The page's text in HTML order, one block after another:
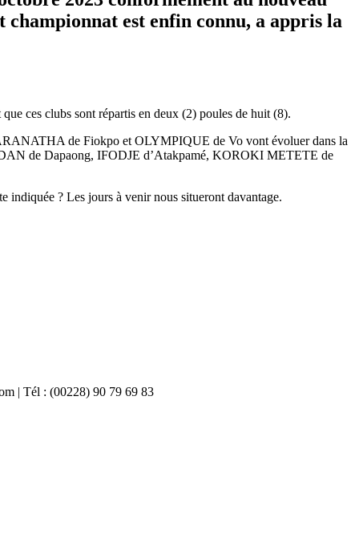
est enfin connu, a appris la
ces clubs sont répartis en deux (2) poules de huit (8).
de Fiokpo et OLYMPIQUE de Vo vont évoluer dans la
de Dapaong, IFODJE d’Atakpamé, KOROKI METETE de
indiquée ? Les jours à venir nous situeront davantage.
| Tél : (00228) 90 79 69 83